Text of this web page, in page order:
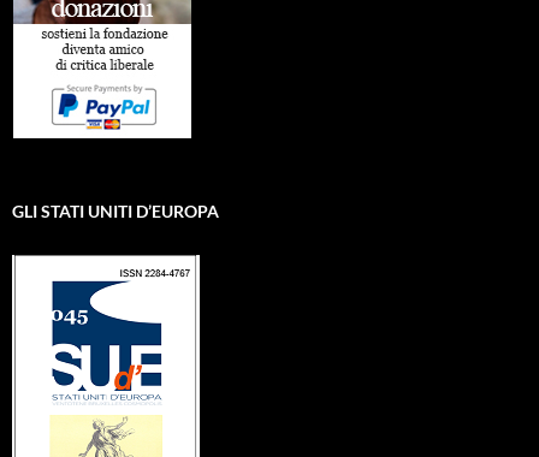
GLI STATI UNITI D’EUROPA